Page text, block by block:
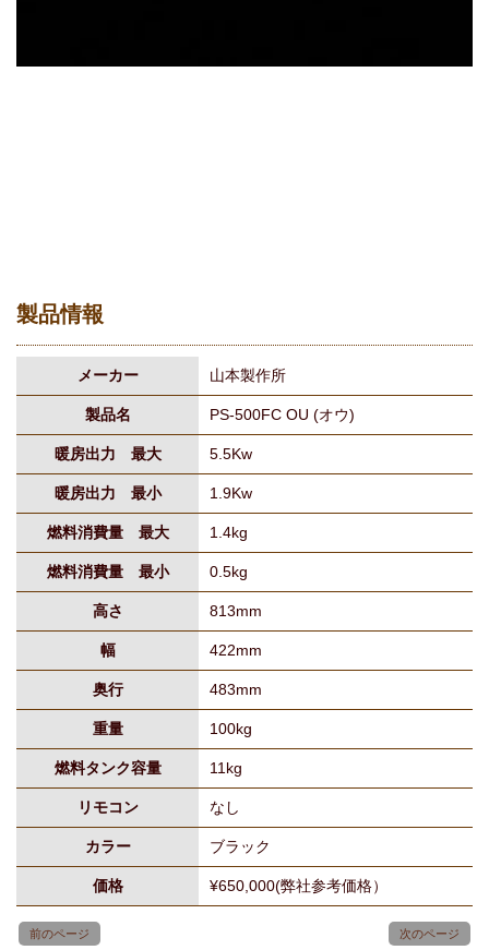
製品情報
メーカー 山本製作所
製品名 PS-500FC OU (オウ)
暖房出力 最大 5.5Kw
暖房出力 最小 1.9Kw
燃料消費量 最大 1.4kg
燃料消費量 最小 0.5kg
高さ 813mm
幅 422mm
奥行 483mm
重量 100kg
燃料タンク容量 11kg
リモコン なし
カラー ブラック
価格 ¥650,000(弊社参考価格）
前のページ 次のページ